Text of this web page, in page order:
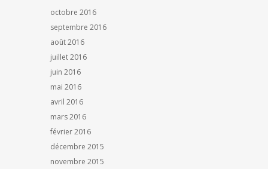
octobre 2016
septembre 2016
août 2016
juillet 2016
juin 2016
mai 2016
avril 2016
mars 2016
février 2016
décembre 2015
novembre 2015